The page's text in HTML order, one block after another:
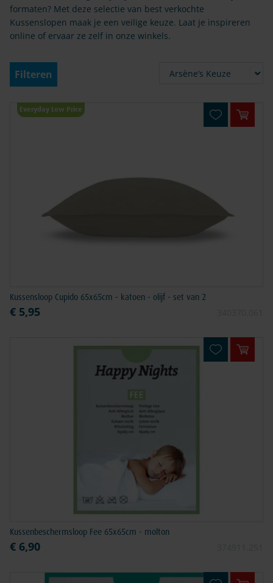
formaten? Met deze selectie van best verkochte
Kussenslopen maak je een veilige keuze. Laat je inspireren
online of ervaar ze zelf in onze winkels.
Everyday Low Price
In
Kussensloop Cupido 65x65cm - katoen - olijf - set van 2
€ 5,95
In
Kussenbeschermsloop Fee 65x65cm - molton
€ 6,90
Filteren